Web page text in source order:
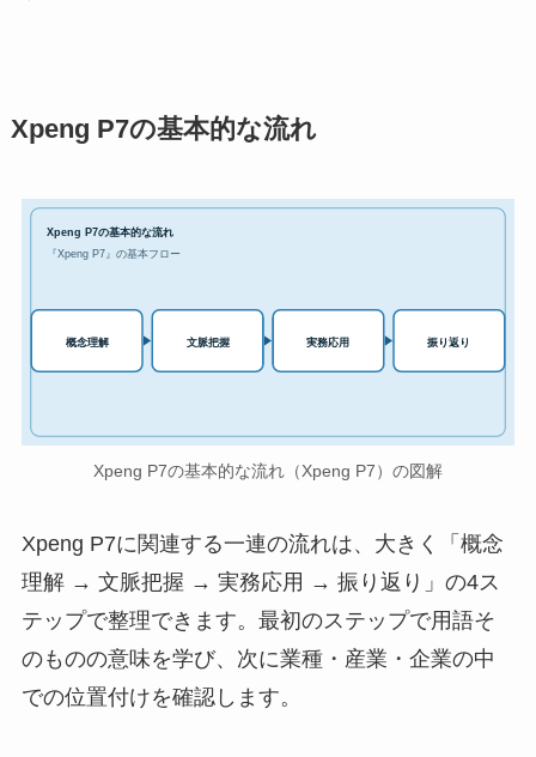
Xpeng P7の基本的な流れ
Xpeng P7の基本的な流れ
『Xpeng P7』の基本フロー
概念理解 文脈把握 実務応用 振り返り
Xpeng P7の基本的な流れ（Xpeng P7）の図解
Xpeng P7に関連する一連の流れは、大きく「概念
理解 → 文脈把握 → 実務応用 → 振り返り」の4ス
テップで整理できます。最初のステップで用語そ
のものの意味を学び、次に業種・産業・企業の中
での位置付けを確認します。